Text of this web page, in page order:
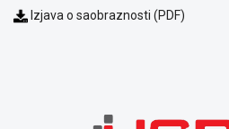
Izjava o saobraznosti (PDF)